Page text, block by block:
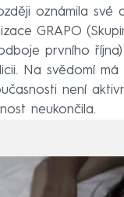
oznámila své
GRAPO
prvního
Na svědomí
není
neukončila.